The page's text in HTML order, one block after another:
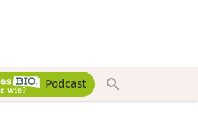
Podcast